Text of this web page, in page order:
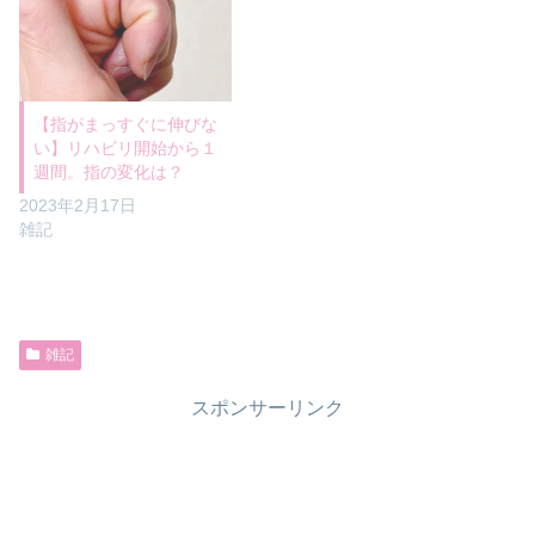
【指がまっすぐに伸びな
い】リハビリ開始から１
週間。指の変化は？
2023年2月17日
雑記
雑記
スポンサーリンク